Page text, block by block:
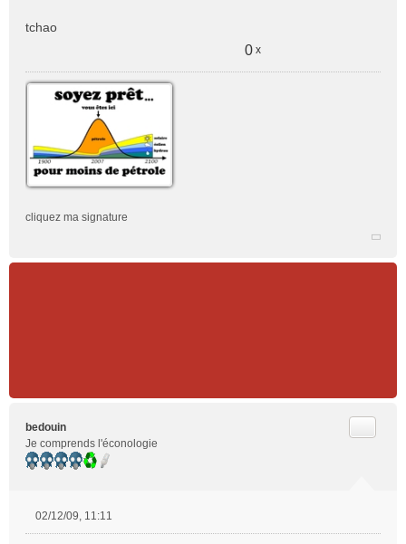
tchao
0 x
cliquez ma signature
bedouin
Je comprends l'éconologie
02/12/09, 11:11